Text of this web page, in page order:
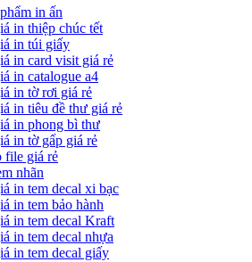
in ấn
in thiệp chúc tết
in túi giấy
in card visit giá rẻ
in catalogue a4
in tờ rơi giá rẻ
in tiêu đề thư giá rẻ
in phong bì thư
in tờ gấp giá rẻ
file giá rẻ
nhãn
in tem decal xi bạc
in tem bảo hành
in tem decal Kraft
in tem decal nhựa
in tem decal giấy